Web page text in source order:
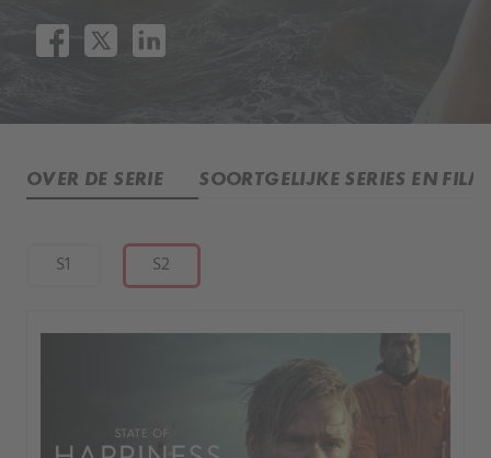
OVER DE SERIE SOORTGELIJKE SERIES EN
S1 S2